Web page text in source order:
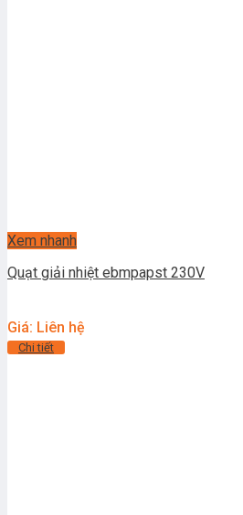
Xem nhanh
Quạt giải nhiệt ebmpapst 230V
Giá: Liên hệ
Chi tiết